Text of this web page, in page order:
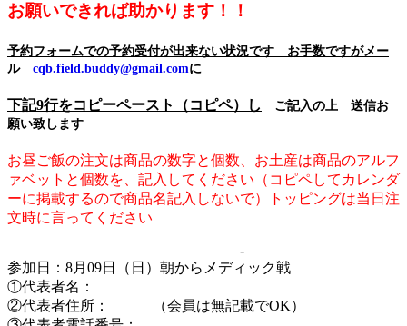
お願いできれば助かります！！
予約フォームでの予約受付が出来ない状況です お手数ですがメー
ル cqb.field.buddy@gmail.comに
下記9行をコピーペースト（コピペ）し
ご記入の上 送信お
願い致します
お昼ご飯の注文は商品の数字と個数、お土産は商品のアルフ
ァベットと個数を、記入してください（コピペしてカレンダ
ーに掲載するので商品名記入しないで）トッピングは当日注
文時に言ってください
————————————————-
参加日：8月09日（日）朝からメディック戦
①代表者名：
②代表者住所： （会員は無記載でOK）